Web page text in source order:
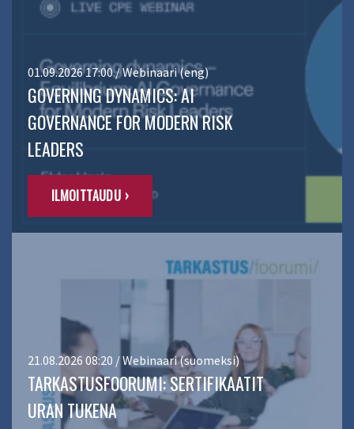
01.09.2026 17:00 / Webinaari (eng)
GOVERNING DYNAMICS: AI
GOVERNANCE FOR MODERN RISK
LEADERS
ILMOITTAUDU ›
21.08.2026 08:20 / Webinaari (suomeksi)
TARKASTUSFOORUMI: SERTIFIKAATIT
URAN TUKENA